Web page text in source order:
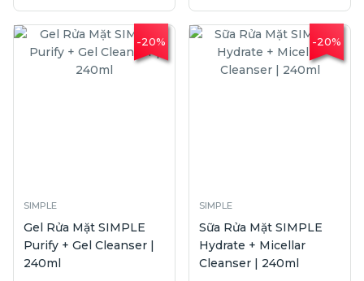
-20%
SIMPLE
Gel Rửa Mặt SIMPLE
Purify + Gel Cleanser |
240ml
-20%
SIMPLE
Sữa Rửa Mặt SIMPLE
Hydrate + Micellar
Cleanser | 240ml